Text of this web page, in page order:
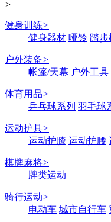
>
健身训练>
健身器材 哑铃 踏步
户外装备>
帐篷/天幕 户外工具
体育用品>
乒乓球系列 羽毛球
运动护具>
运动护膝 运动护腰
棋牌麻将>
牌类运动
骑行运动>
电动车 城市自行车